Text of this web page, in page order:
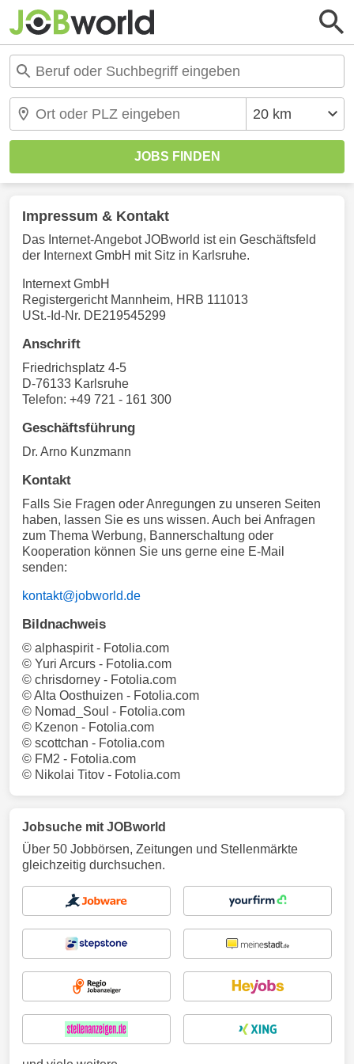
Impressum & Kontakt
Das Internet-Angebot JOBworld ist ein Geschäftsfeld
der Internext GmbH mit Sitz in Karlsruhe.
Internext GmbH
Registergericht Mannheim, HRB 111013
USt.-Id-Nr. DE219545299
Anschrift
Friedrichsplatz 4-5
D-76133 Karlsruhe
Telefon: +49 721 - 161 300
Geschäftsführung
Dr. Arno Kunzmann
Kontakt
Falls Sie Fragen oder Anregungen zu unseren Seiten
haben, lassen Sie es uns wissen. Auch bei Anfragen
zum Thema Werbung, Bannerschaltung oder
Kooperation können Sie uns gerne eine E-Mail
senden:
kontakt@jobworld.de
Bildnachweis
© alphaspirit - Fotolia.com
© Yuri Arcurs - Fotolia.com
© chrisdorney - Fotolia.com
© Alta Oosthuizen - Fotolia.com
© Nomad_Soul - Fotolia.com
© Kzenon - Fotolia.com
© scottchan - Fotolia.com
© FM2 - Fotolia.com
© Nikolai Titov - Fotolia.com
Jobsuche mit JOBworld
Über 50 Jobbörsen, Zeitungen und Stellenmärkte
gleichzeitig durchsuchen.